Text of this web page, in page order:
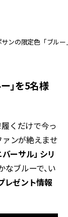
サンの限定色「ブル
」を5名様
くだけで今っ
ンが絶えませ
ーサル」 シリ
なブルーで、い
レゼント情報